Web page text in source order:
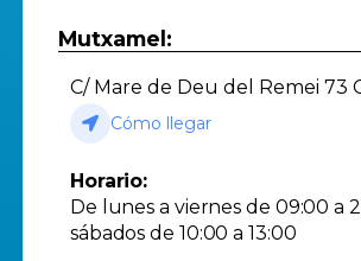
Mutxamel:
C/ Mare de Deu del Remei 73
Cómo llegar
Horario:
De lunes a viernes de 09:00 a
sábados de 10:00 a 13:00